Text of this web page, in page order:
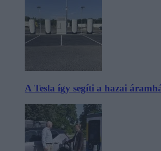
A Tesla így segíti a hazai